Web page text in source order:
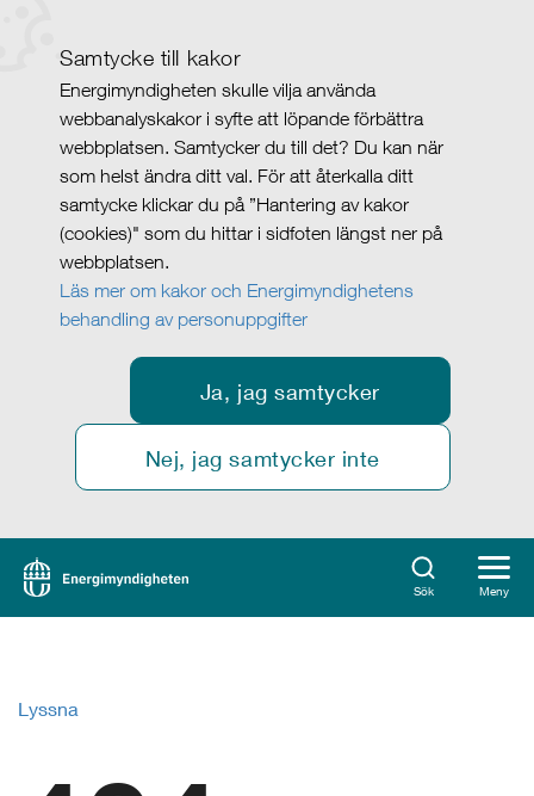
Samtycke till kakor
Energimyndigheten skulle vilja använda
webbanalyskakor i syfte att löpande förbättra
webbplatsen. Samtycker du till det? Du kan när
som helst ändra ditt val. För att återkalla ditt
samtycke klickar du på ”Hantering av kakor
(cookies)" som du hittar i sidfoten längst ner på
webbplatsen.
Läs mer om kakor och Energimyndighetens
behandling av personuppgifter
Ja, jag samtycker
Nej, jag samtycker inte
Sök Meny
Lyssna